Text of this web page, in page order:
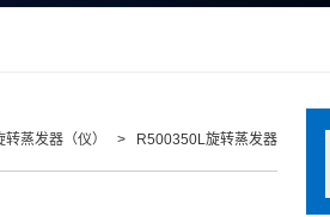
转蒸发器（仪） > R500350L旋转蒸发器